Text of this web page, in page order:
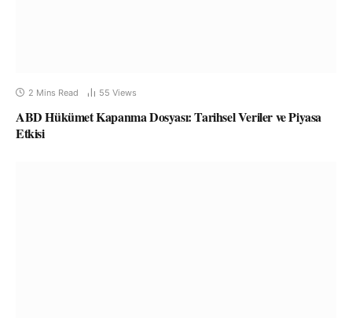
2 Mins Read 55 Views
ABD Hükümet Kapanma Dosyası: Tarihsel Veriler ve Piyasa
Etkisi